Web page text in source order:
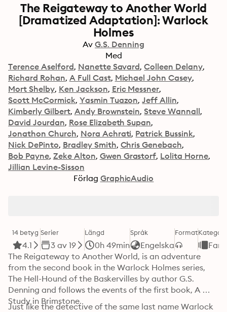
The Reigateway to Another World
[Dramatized Adaptation]: Warlock
Holmes
Av G.S. Denning
Med
Terence Aselford Nanette Savard Colleen Delany
Richard Rohan A Full Cast Michael John Casey
Mort Shelby Ken Jackson Eric Messner
Scott McCormick Yasmin Tuazon Jeff Allin
Kimberly Gilbert Andy Brownstein Steve Wannall
David Jourdan Rose Elizabeth Supan
Jonathon Church Nora Achrati Patrick Bussink
Nick DePinto Bradley Smith Chris Genebach
Bob Payne Zeke Alton Gwen Grastorf Lolita Horne
Jillian Levine-Sisson
Förlag GraphicAudio
14 betyg
4.1
Serier
3 av 19
Längd
0h 49min
Språk
Engelska
FormatKategori
The Reigateway to Another World, is an adventure
from the second book in the Warlock Holmes series,
The Hell-Hound of the Baskervilles by author G.S.
Denning and follows the events of the first book, A
Study in Brimstone.
Just like the detective of the same last name Warlock